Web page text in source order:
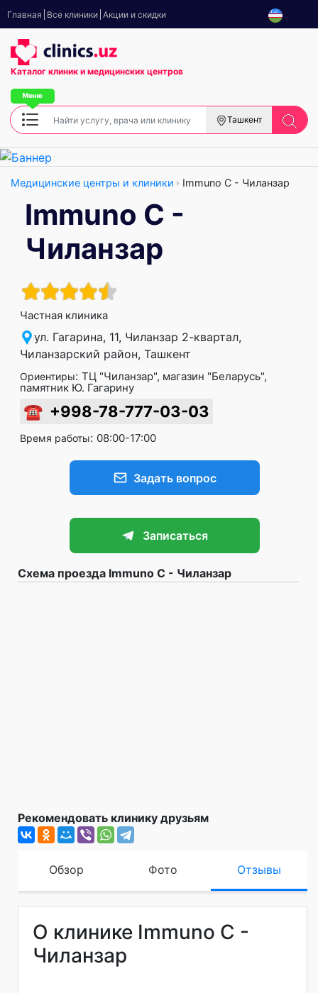
Главная Все клиники Акции и скидки
Каталог клиник и медицинских центров
Ташкент
Медицинские центры и клиники Immuno C - Чиланзар
Immuno C -
Чиланзар
Частная клиника
ул. Гагарина, 11, Чиланзар 2-квартал,
Чиланзарский район, Ташкент
Ориентиры: ТЦ "Чиланзар", магазин "Беларусь",
памятник Ю. Гагарину
☎ +998-78-777-03-03
Время работы: 08:00-17:00
Задать вопрос
Записаться
Схема проезда Immuno C - Чиланзар
Рекомендовать клинику друзьям
Обзор Фото Отзывы
О клинике Immuno C -
Чиланзар